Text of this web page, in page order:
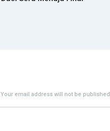
Your email address will not be published.